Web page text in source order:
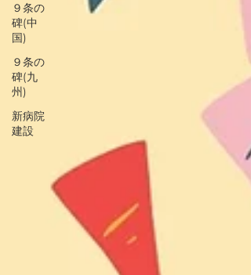
９条の
碑(中
国)
９条の
碑(九
州)
新病院
建設